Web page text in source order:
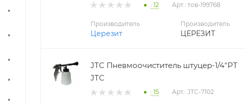
: 12 Арт.: тов-199768
Производитель
Церезит
Производитель
ЦЕРЕЗИТ
JTC Пневмоочиститель штуцер-1/4"РТ
JTC
: 15 Арт.: JTC-7102